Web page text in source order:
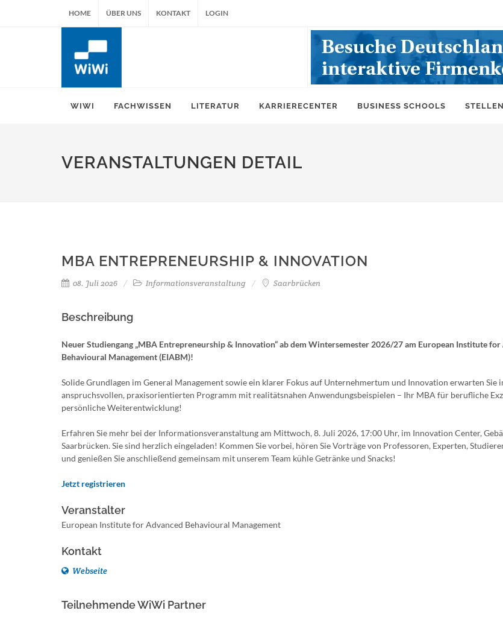
HOME ÜBER UNS KONTAKT LOGIN
WIWI FACHWISSEN LITERATUR KARRIERECENTER BUSINESS SCHOOLS
VERANSTALTUNGEN DETAIL
MBA ENTREPRENEURSHIP & INNOVATION
08. Juli 2026 Informationsveranstaltung Saarbrücken
Beschreibung
Neuer Studiengang „MBA Entrepreneurship & Innovation“ ab dem Wintersemester 2026/27 am European Institute for
Behavioural Management (EIABM)!
Solide Grundlagen im General Management sowie ein klarer Fokus auf Unternehmertum und Innovation erwarten Sie
anspruchsvollen, praxisorientierten Programm mit realitätsnahen Anwendungsbeispielen – Ihr MBA für berufliche
persönliche Weiterentwicklung!
Erfahren Sie mehr bei der Informationsveranstaltung am Mittwoch, 8. Juli 2026, 17:00 Uhr, im Innovation Center,
Saarbrücken. Sie sind herzlich eingeladen! Kommen Sie vorbei, hören Sie Vorträge von Professoren, Experten,
und genießen Sie anschließend gemeinsam mit unserem Team kühle Getränke und Snacks!
Jetzt registrieren
Veranstalter
European Institute for Advanced Behavioural Management
Kontakt
Webseite
Teilnehmende WiWi Partner